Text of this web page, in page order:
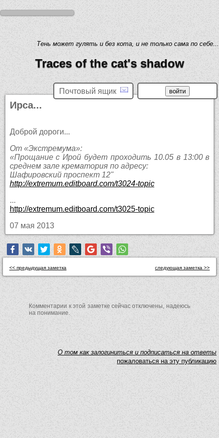
Тень может гулять и без кота, и не только сама по себе...
Traces of the cat's shadow
Почтовый ящик
Ирса...
Доброй дороги...
От «Экстремума»:
«Прощание с Ирой будет проходить 10.05 в 13:00 в
среднем зале крематория по адресу:
Шафировский проспект 12"
http://extremum.editboard.com/t3024-topic
...
http://extremum.editboard.com/t3025-topic
07 мая 2013
<< предыдущая заметка следующая заметка >>
Комментарии к этой заметке сейчас отключены, надеюсь
на понимание.
O том как залогиниться и подписаться на ответы
пожаловаться на эту публикацию